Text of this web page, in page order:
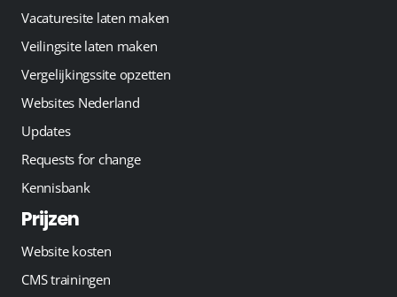
Vacaturesite laten maken
Veilingsite laten maken
Vergelijkingssite opzetten
Websites Nederland
Updates
Requests for change
Kennisbank
Prijzen
Website kosten
CMS trainingen